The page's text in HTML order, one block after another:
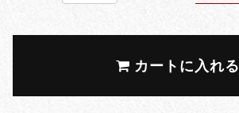
カートに入れる